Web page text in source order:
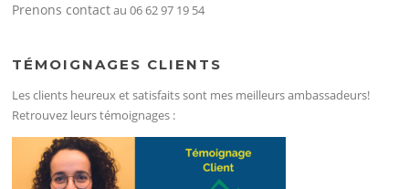
Prenons contactau 06 62 97 19 54
TÉMOIGNAGES CLIENTS
Les clients heureux et satisfaits sont mes meilleurs ambassadeurs!
Retrouvez leurs témoignages :